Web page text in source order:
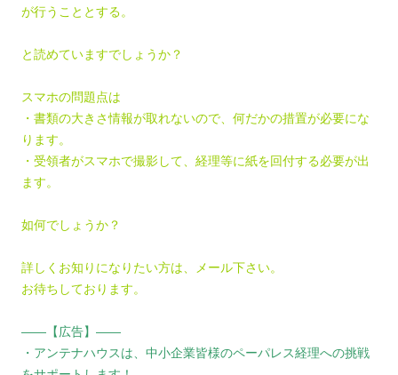
が行うこととする。
と読めていますでしょうか？
スマホの問題点は
・書類の大きさ情報が取れないので、何だかの措置が必要にな
ります。
・受領者がスマホで撮影して、経理等に紙を回付する必要が出
ます。
如何でしょうか？
詳しくお知りになりたい方は、メール下さい。
お待ちしております。
――【広告】――
・アンテナハウスは、中小企業皆様のペーパレス経理への挑戦